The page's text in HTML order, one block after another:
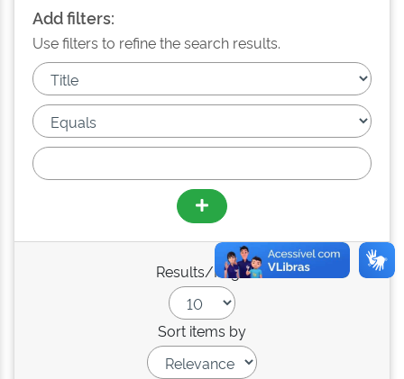
Add filters:
Use filters to refine the search results.
Results/Page
Sort items by